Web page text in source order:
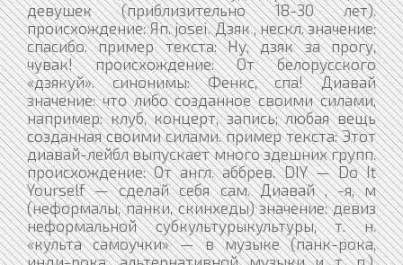
девушек (приблизительно 18-30 лет).
происхождение: Яп. josei. Дзяк , нескл. значение:
спасибо. пример текста: Ну, дзяк за прогу,
чувак! происхождение: От белорусского
«дзякуй». синонимы: Фенкс, спа! Диавай
значение: что либо созданное своими силами,
например: клуб, концерт, запись; любая вещь
созданная своими силами. пример текста: Этот
диавай-лейбл выпускает много здешних групп.
происхождение: От англ. аббрев. DIY — Do It
Yourself — сделай себя сам. Диавай , -я, м
(неформалы, панки, скинхеды) значение: девиз
неформальной субкультурыкультуры, т. н.
«культа самоучки» — в музыке (панк-рока,
инди-рока, альтернативной музыки и т. п.),